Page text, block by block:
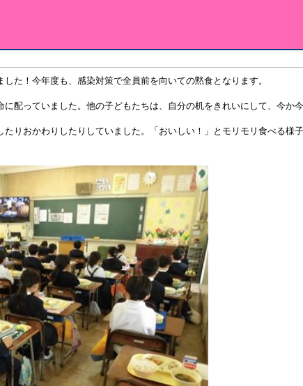
た！今年度も、感染対策で全員前を向いての黙食となります。
配っていました。他の子どもたちは、自分の机をきれいにして、今か
りおかわりしたりしていました。「おいしい！」とモリモリ食べる